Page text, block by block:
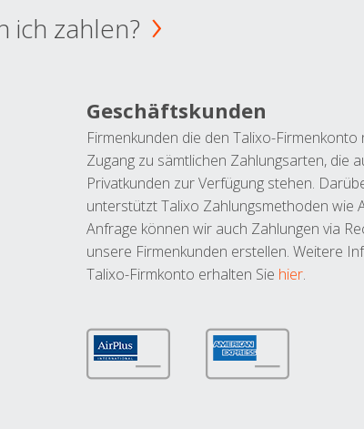
ich zahlen?
Geschäftskunden
Firmenkunden die den Talixo-Firmenkonto
Zugang zu sämtlichen Zahlungsarten, die
Privatkunden zur Verfügung stehen.
unterstützt Talixo Zahlungsmethoden wie
Anfrage können wir auch Zahlungen via
unsere Firmenkunden erstellen. Weitere
Talixo-Firmkonto erhalten Sie hier.